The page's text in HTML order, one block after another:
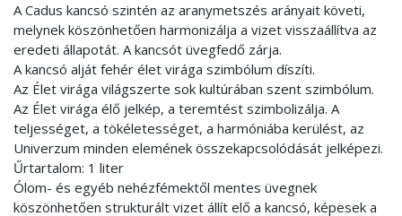
A Cadus kancsó szintén az aranymetszés arányait követi,
melynek köszönhetően harmonizálja a vizet visszaállítva az
eredeti állapotát. A kancsót üvegfedő zárja.
A kancsó alját fehér élet virága szimbólum díszíti.
Az Élet virága világszerte sok kultúrában szent szimbólum.
Az Élet virága élő jelkép, a teremtést szimbolizálja. A
teljességet, a tökéletességet, a harmóniába kerülést, az
Univerzum minden elemének összekapcsolódását jelképezi.
Űrtartalom: 1 liter
Ólom- és egyéb nehézfémektől mentes üvegnek
köszönhetően strukturált vizet állít elő a kancsó, képesek a